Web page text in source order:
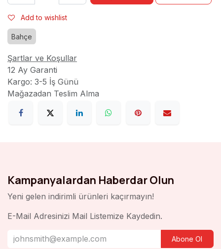
Add to wishlist
Bahçe
Şartlar ve Koşullar
12 Ay Garanti
Kargo: 3-5 İş Günü
Mağazadan Teslim Alma
Kampanyalardan Haberdar Olun
Yeni gelen indirimli ürünleri kaçırmayın!
E-Mail Adresinizi Mail Listemize Kaydedin.
Abone Ol